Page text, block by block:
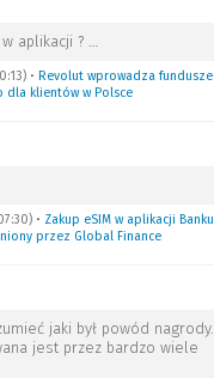
aplikacji ? …
• Revolut wprowadza fundusze
dla klientów w Polsce
• Zakup eSIM w aplikacji Banku
przez Global Finance
jaki był powód nagrody.
jest przez bardzo wiele